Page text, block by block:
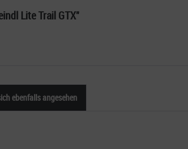
Lite Trail GTX"
ebenfalls angesehen